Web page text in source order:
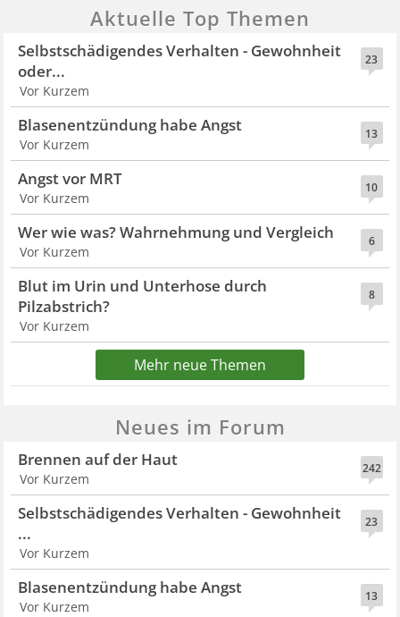
Aktuelle Top Themen
23
Selbstschädigendes Verhalten - Gewohnheit
oder...
Vor Kurzem
13
Blasenentzündung habe Angst
Vor Kurzem
10
Angst vor MRT
Vor Kurzem
6
Wer wie was? Wahrnehmung und Vergleich
Vor Kurzem
8
Blut im Urin und Unterhose durch
Pilzabstrich?
Vor Kurzem
Mehr neue Themen
Neues im Forum
242
Brennen auf der Haut
Vor Kurzem
23
Selbstschädigendes Verhalten - Gewohnheit
...
Vor Kurzem
13
Blasenentzündung habe Angst
Vor Kurzem